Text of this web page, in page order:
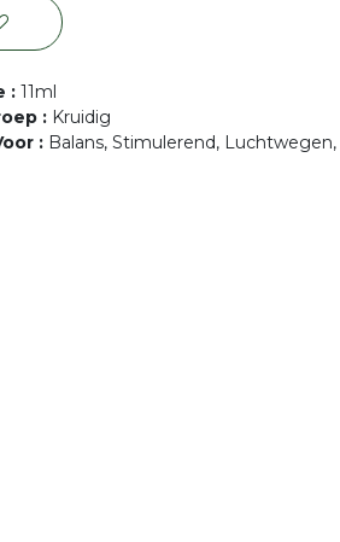
: 11ml
: Kruidig
: Balans, Stimulerend,